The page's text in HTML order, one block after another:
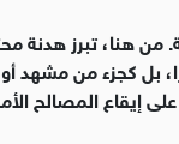
هنا، تبرز هدنة
بل كجزء من مشهد
إيقاع المصالح